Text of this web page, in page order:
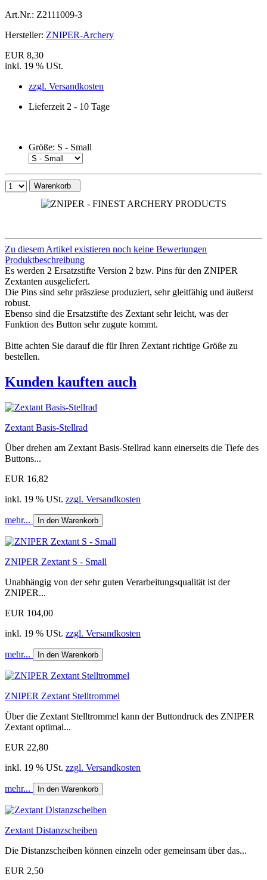
Art.Nr.: Z2111009-3
Hersteller: ZNIPER-Archery
EUR 8,30
inkl. 19 % USt.
zzgl. Versandkosten
Lieferzeit 2 - 10 Tage
Größe: S - Small
Warenkorb
Zu diesem Artikel existieren noch keine Bewertungen
Produktbeschreibung
Es werden 2 Ersatzstifte Version 2 bzw. Pins für den ZNIPER
Zextanten ausgeliefert.
Die Pins sind sehr präsziese produziert, sehr gleitfähig und äußerst
robust.
Ebenso sind die Ersatzstifte des Zextant sehr leicht, was der
Funktion des Button sehr zugute kommt.
Bitte achten Sie darauf die für Ihren Zextant richtige Größe zu
bestellen.
Kunden kauften auch
Zextant Basis-Stellrad
Über drehen am Zextant Basis-Stellrad kann einerseits die Tiefe des
Buttons...
EUR 16,82
inkl. 19 % USt. zzgl. Versandkosten
mehr... In den Warenkorb
ZNIPER Zextant S - Small
Unabhängig von der sehr guten Verarbeitungsqualität ist der
ZNIPER...
EUR 104,00
inkl. 19 % USt. zzgl. Versandkosten
mehr... In den Warenkorb
ZNIPER Zextant Stelltrommel
Über die Zextant Stelltrommel kann der Buttondruck des ZNIPER
Zextant optimal...
EUR 22,80
inkl. 19 % USt. zzgl. Versandkosten
mehr... In den Warenkorb
Zextant Distanzscheiben
Die Distanzscheiben können einzeln oder gemeinsam über das...
EUR 2,50